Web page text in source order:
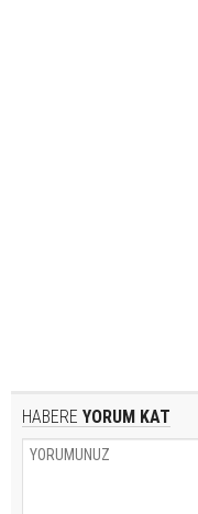
HABERE YORUM KAT